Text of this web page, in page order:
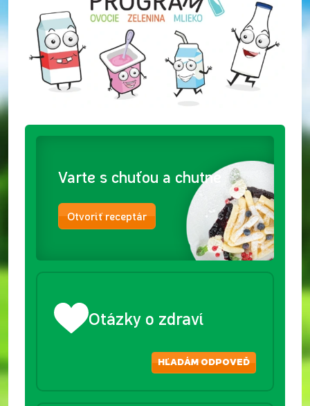
Varte s chuťou a chutne
Otvoriť receptár
Otázky o zdraví
HĽADÁM ODPOVEĎ